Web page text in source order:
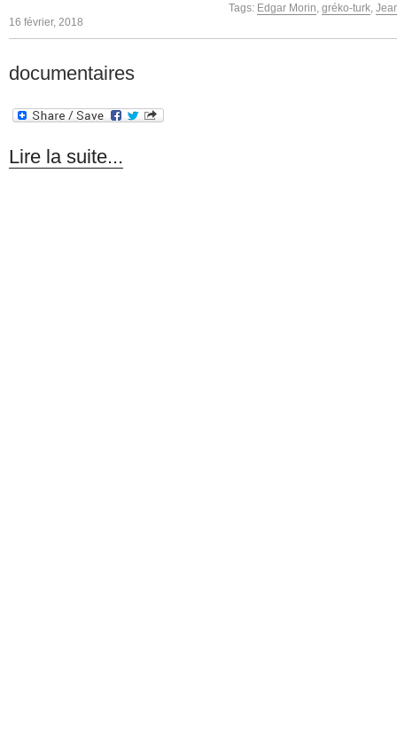
Tags: Edgar Morin gréko-turk
16 février, 2018
documentaires
Lire la suite...